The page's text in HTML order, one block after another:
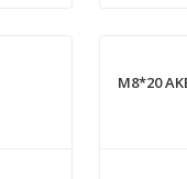
M8*20